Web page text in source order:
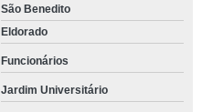
São Benedito
Eldorado
Funcionários
Jardim Universitário